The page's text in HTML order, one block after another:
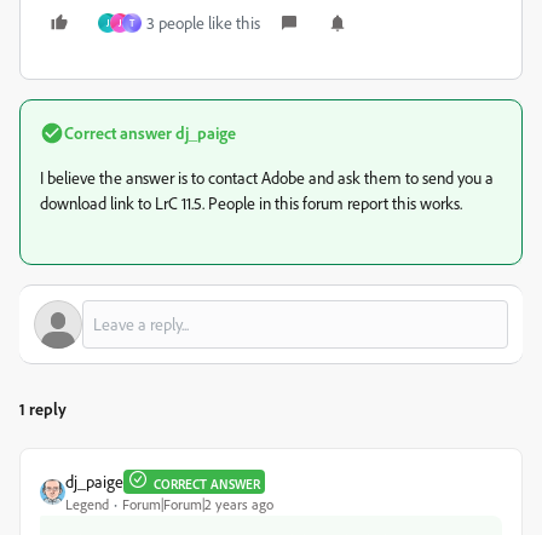
J J T 3 people like this
Correct answerdj_paige
I believe the answer is to contact Adobe and ask them to send you a
download link to LrC 11.5. People in this forum report this works.
1 reply
dj_paige CORRECT ANSWER
Legend Forum|Forum|2 years ago